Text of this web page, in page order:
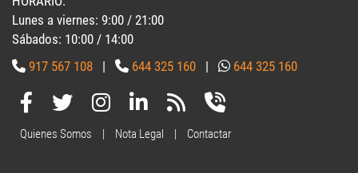
Sábados: 10:00 / 14:00
917 567 108| 644 325 160
Quienes Somos | Nota Legal | Contactar